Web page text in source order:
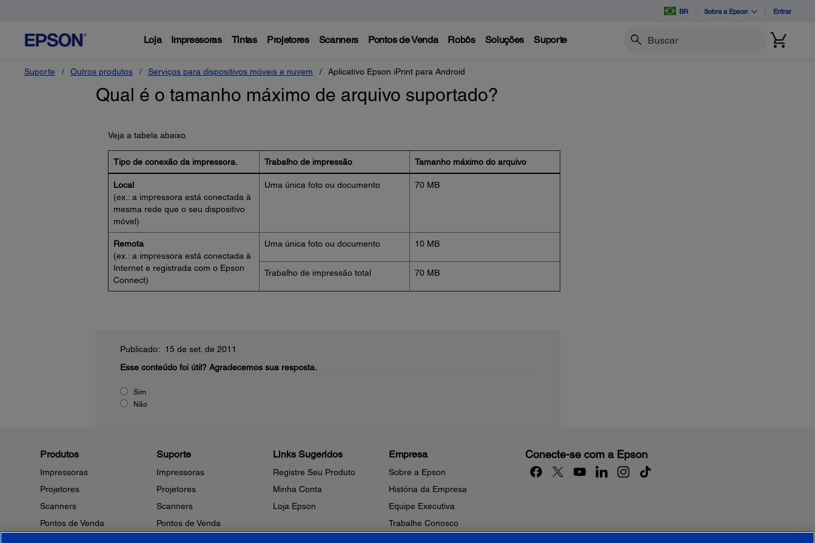
BR Sobre a Epson Entrar
Loja Impressoras Tintas Projetores Scanners Pontos de Venda Robôs Soluções Suporte Buscar
Suporte Outros produtos Serviços para dispositivos móveis e nuvem Aplicativo Epson iPrint para Android
Qual é o tamanho máximo de arquivo suportado?
Veja a tabela abaixo.
Tipo de conexão da impressora. Trabalho de impressão Tamanho máximo do arquivo
Local
(ex.: a impressora está conectada à
mesma rede que o seu dispositivo
móvel)
Uma única foto ou documento 70 MB
Remota
(ex.: a impressora está conectada à
Internet e registrada com o Epson
Connect)
Uma única foto ou documento 10 MB
Trabalho de impressão total 70 MB
Publicado: 15 de set. de 2011
Esse conteúdo foi útil? Agradecemos sua resposta.
Sim
Não
Produtos
Impressoras
Projetores
Scanners
Pontos de Venda
Suporte
Impressoras
Projetores
Scanners
Pontos de Venda
Links Sugeridos
Registre Seu Produto
Minha Conta
Loja Epson
Empresa
Sobre a Epson
História da Empresa
Equipe Executiva
Trabalhe Conosco
Conecte-se com a Epson